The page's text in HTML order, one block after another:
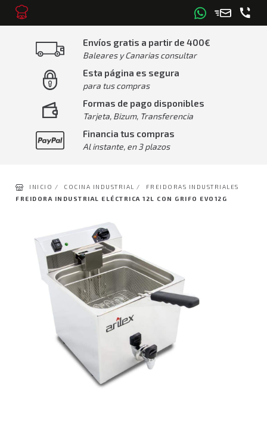
Envíos gratis a partir de 400€
Baleares y Canarias consultar
Esta página es segura
para tus compras
Formas de pago disponibles
Tarjeta, Bizum, Transferencia
Financia tus compras
Al instante, en 3 plazos
INICIO / COCINA INDUSTRIAL /
FREIDORAS INDUSTRIALES
FREIDORA INDUSTRIAL ELÉCTRICA 12L CON GRIFO EVO12G